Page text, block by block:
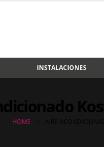
INSTALACIONES
HOME